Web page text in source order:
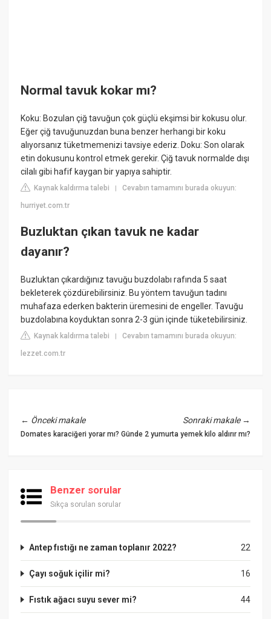
Normal tavuk kokar mı?
Koku: Bozulan çiğ tavuğun çok güçlü ekşimsi bir kokusu olur.
Eğer çiğ tavuğunuzdan buna benzer herhangi bir koku
alıyorsanız tüketmemenizi tavsiye ederiz. Doku: Son olarak
etin dokusunu kontrol etmek gerekir. Çiğ tavuk normalde dışı
cilalı gibi hafif kaygan bir yapıya sahiptir.
Kaynak kaldırma talebi |Cevabın tamamını burada okuyun:
hurriyet.com.tr
Buzluktan çıkan tavuk ne kadar
dayanır?
Buzluktan çıkardığınız tavuğu buzdolabı rafında 5 saat
bekleterek çözdürebilirsiniz. Bu yöntem tavuğun tadını
muhafaza ederken bakterin üremesini de engeller. Tavuğu
buzdolabına koyduktan sonra 2-3 gün içinde tüketebilirsiniz.
Kaynak kaldırma talebi |Cevabın tamamını burada okuyun:
lezzet.com.tr
← Önceki makale
Domates karaciğeri yorar mı?
Sonraki makale→
Günde 2 yumurta yemek kilo aldırır mı?
Benzer sorular
Sıkça sorulan sorular
22
Antep fıstığı ne zaman toplanır 2022?
16
Çayı soğuk içilir mi?
44
Fıstık ağacı suyu sever mi?